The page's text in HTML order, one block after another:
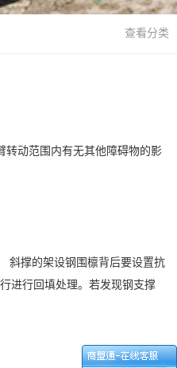
查看分类
转动范围内有无其他障碍物的影
斜撑的架设钢围檩背后要设置抗
进行回填处理。若发现钢支撑